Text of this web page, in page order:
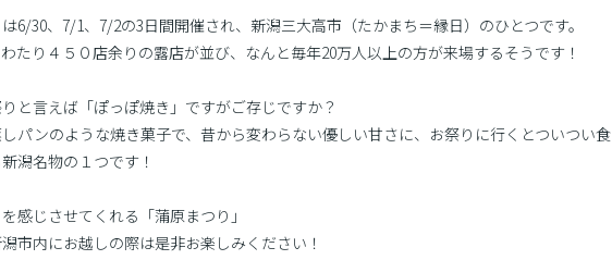
6/30、7/1、7/2の3日間開催され、新潟三大高市（たかまち＝縁日）のひとつです。
たり４５０店余りの露店が並び、なんと毎年20万人以上の方が来場するそうです！
と言えば「ぽっぽ焼き」ですがご存じですか？
パンのような焼き菓子で、昔から変わらない優しい甘さに、お祭りに行くとついつい食
潟名物の１つです！
感じさせてくれる「蒲原まつり」
市内にお越しの際は是非お楽しみください！